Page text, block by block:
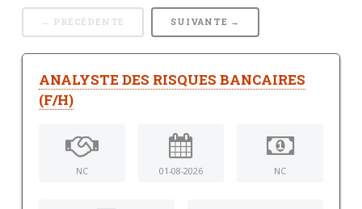
← PRÉCÉDENTE SUIVANTE →
ANALYSTE DES RISQUES BANCAIRES
(F/H)
NC 01-08-2026 NC